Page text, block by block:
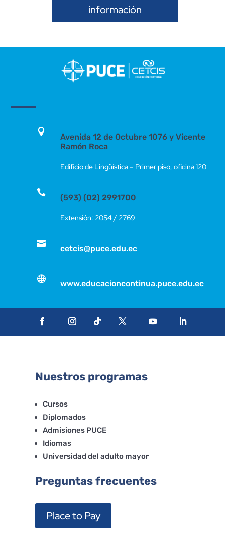
información

Avenida 12 de Octubre 1076 y Vicente
Ramón Roca
Edificio de Lingüística – Primer piso, oficina 120

(593) (02) 2991700
Extensión: 2054 / 2769

cetcis@puce.edu.ec

www.educacioncontinua.puce.edu.ec
Nuestros programas
Cursos
Diplomados
Admisiones PUCE
Idiomas
Universidad del adulto mayor
Preguntas frecuentes
Place to Pay